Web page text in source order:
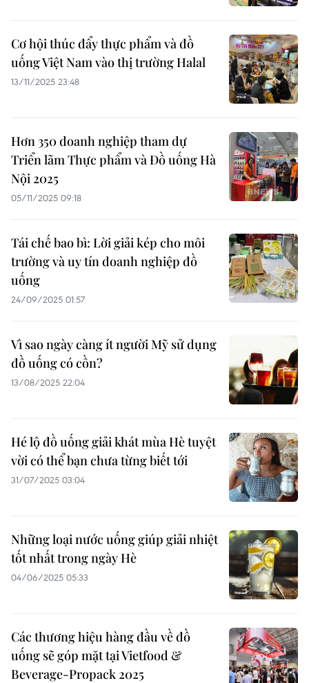
Cơ hội thúc đẩy thực phẩm và đồ
uống Việt Nam vào thị trường Halal
13/11/2025 23:48
Hơn 350 doanh nghiệp tham dự
Triển lãm Thực phẩm và Đồ uống Hà
Nội 2025
05/11/2025 09:18
Tái chế bao bì: Lời giải kép cho môi
trường và uy tín doanh nghiệp đồ
uống
24/09/2025 01:57
Vì sao ngày càng ít người Mỹ sử dụng
đồ uống có cồn?
13/08/2025 22:04
Hé lộ đồ uống giải khát mùa Hè tuyệt
vời có thể bạn chưa từng biết tới
31/07/2025 03:04
Những loại nước uống giúp giải nhiệt
tốt nhất trong ngày Hè
04/06/2025 05:33
Các thương hiệu hàng đầu về đồ
uống sẽ góp mặt tại Vietfood &
Beverage-Propack 2025